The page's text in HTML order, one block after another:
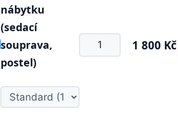
nábytku
(sedací
souprava,
postel)
1 800 Kč